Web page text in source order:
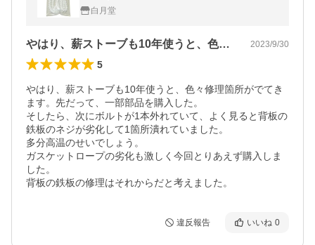
白月堂
やはり、薪ストーブも10年使うと、色々… 2023/9/30
5
やはり、薪ストーブも10年使うと、色々修理箇所がでてき
ます。先だって、一部部品を購入した。
そしたら、次にボルトが1本外れていて、よく見ると背板の
鉄板のネジが劣化して1箇所潰れていました。
多分高温のせいでしょう。
ガスケットロープの劣化も激しく今回とりあえず購入しま
した。
背板の鉄板の修理はそれからだと考えました。
違反報告 いいね 0